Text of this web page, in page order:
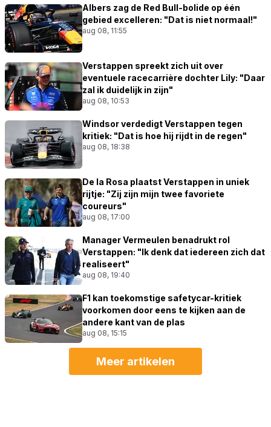
Albers zag de Red Bull-bolide op één
gebied excelleren: "Dat is niet normaal!"
aug 08, 11:55
Verstappen spreekt zich uit over
eventuele racecarrière dochter Lily: "Daar
zal ik duidelijk in zijn"
aug 08, 10:53
Windsor verdedigt Verstappen tegen
kritiek: "Dat is hoe hij rijdt in de regen"
aug 08, 18:38
De la Rosa plaatst Verstappen in uniek
rijtje: "Zij zijn mijn twee favoriete
coureurs"
aug 08, 17:00
Manager Vermeulen benadrukt rol
Verstappen: "Ik denk dat iedereen zich dat
realiseert"
aug 08, 19:40
F1 kan toekomstige safetycar-kritiek
voorkomen door eens te kijken aan de
andere kant van de plas
aug 08, 15:15
Meer artikelen